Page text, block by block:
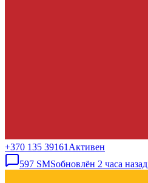
+370 135 39161 Активен
597 SMSобновлён 2 часа назад